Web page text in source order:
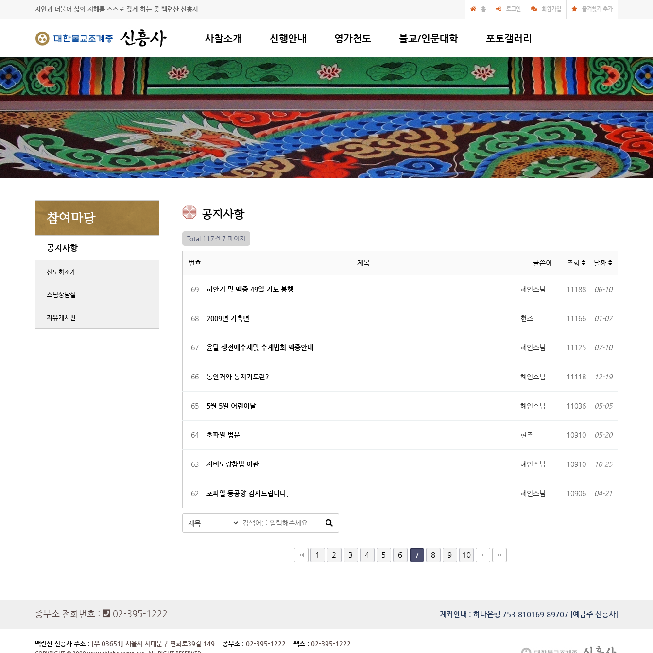
홈 로그인 회원가입 즐겨찾기 추가
자연과 더불어 삶의 지혜를 스스로 갖게 하는 곳 백련산 신흥사
사찰소개
사찰소개
주지스님 인사말
불사안내
찾아오시는 길
신행안내
기도/법회안내
행사달력
이달의 법문
기도,불사 신청서
영가천도
환생과 원력
경전 강독
매월 15일 합동천도
불교/인문대학
현조스님 강의
기초교리
경전공부
비교종교학
불교용어풀이
불교자료실
포토갤러리
사찰앨범
복지,봉사
참여마당
공지사항
신도회소개
참여마당
공지사항
신도회소개
스님상담실
자유게시판
공지사항
Total 117건 7 페이지
번호 제목 글쓴이 조회 날짜
69 하안거 및 백중 49일 기도 봉행 혜인스님 11188 06-10
68 2009년 기축년 현조 11166 01-07
67 윤달 생전예수재및 수계법회 백중안내 혜인스님 11125 07-10
66 동안거와 동지기도란? 혜인스님 11118 12-19
65 5월 5일 어린이날 혜인스님 11036 05-05
64 초파일 법문 현조 10910 05-20
63 자비도량참법 이란 혜인스님 10910 10-25
62 초파일 등공양 감사드립니다. 혜인스님 10906 04-21
1 2 3 4 5 6 7 8 9 10
종무소 전화번호 : 02-395-1222 계좌안내 : 하나은행 753-810169-89707 [예금주 신흥사]
백련산 신흥사 주소 : [우 03651] 서울시 서대문구 연희로39길 149 종무소 : 02-395-1222 팩스 : 02-395-1222